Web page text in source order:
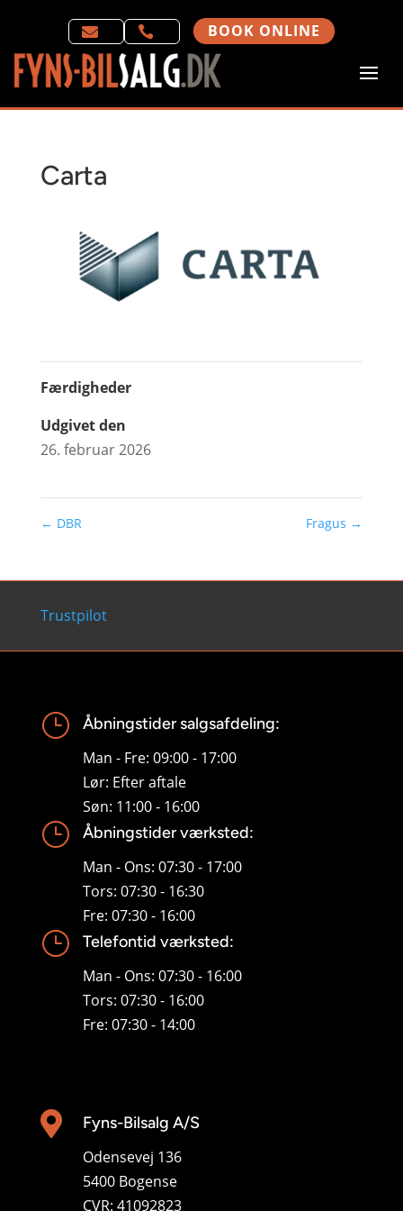
  BOOK ONLINE
Carta
Færdigheder
Udgivet den
26. februar 2026
← DBR Fragus →
Trustpilot
}
Åbningstider salgsafdeling:
Man - Fre: 09:00 - 17:00
Lør: Efter aftale
Søn: 11:00 - 16:00
}
Åbningstider værksted:
Man - Ons: 07:30 - 17:00
Tors: 07:30 - 16:30
Fre: 07:30 - 16:00
}
Telefontid værksted:
Man - Ons: 07:30 - 16:00
Tors: 07:30 - 16:00
Fre: 07:30 - 14:00

Fyns-Bilsalg A/S
Odensevej 136
5400 Bogense
CVR: 41092823